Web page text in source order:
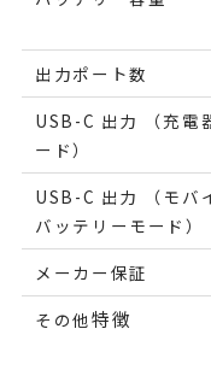
出力ポート数
USB-C 出力 （充電
ード）
USB-C 出力 （モバ
バッテリーモード）
メーカー保証
その他特徴